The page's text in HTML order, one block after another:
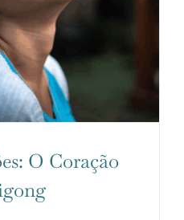
O Coração